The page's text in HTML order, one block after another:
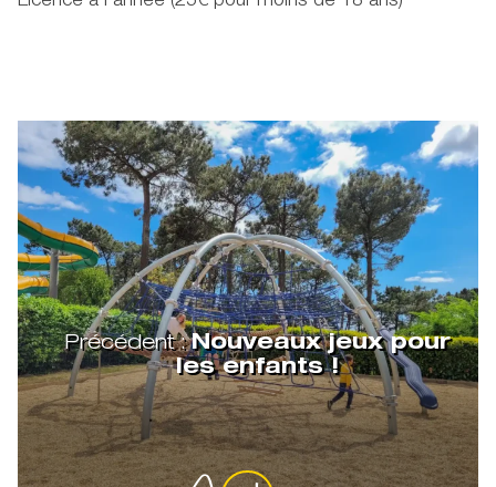
Précédent :Nouveaux jeux pour
les enfants !